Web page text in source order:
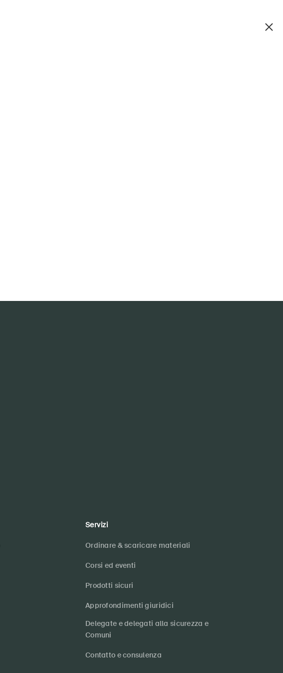
Servizi
Ordinare & scaricare materiali
Corsi ed eventi
Prodotti sicuri
Approfondimenti giuridici
Delegate e delegati alla sicurezza e
Comuni
Contatto e consulenza